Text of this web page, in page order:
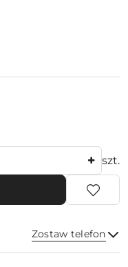
szt.
Zostaw telefon